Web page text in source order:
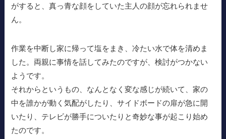
がすると、真っ青な顔をしていた主人の顔が忘れられませ
ん。
作業を中断し家に帰って塩をまき、冷たい水で体を清めま
した。両親に事情を話してみたのですが、検討がつかない
ようです。
それからというもの、なんとなく変な感じが続いて、家の
中を誰かが動く気配がしたり、サイドボードの扉が急に開
いたり、テレビが勝手についたりと奇妙な事が起こり始め
たのです。